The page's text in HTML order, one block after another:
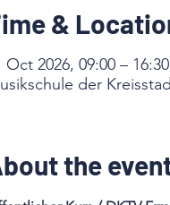
&
Oct 2026, 09:00 – 16:30
der
the